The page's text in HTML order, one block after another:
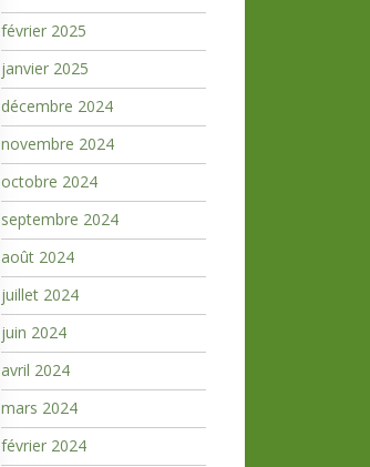
février 2025
janvier 2025
décembre 2024
novembre 2024
octobre 2024
septembre 2024
août 2024
juillet 2024
juin 2024
avril 2024
mars 2024
février 2024